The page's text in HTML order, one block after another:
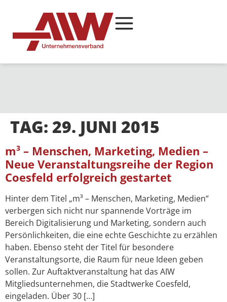
TAG: 29. JUNI 2015
m³ – Menschen, Marketing, Medien –
Neue Veranstaltungsreihe der Region
Coesfeld erfolgreich gestartet
Hinter dem Titel „m³ – Menschen, Marketing, Medien“
verbergen sich nicht nur spannende Vorträge im
Bereich Digitalisierung und Marketing, sondern auch
Persönlichkeiten, die eine echte Geschichte zu erzählen
haben. Ebenso steht der Titel für besondere
Veranstaltungsorte, die Raum für neue Ideen geben
sollen. Zur Auftaktveranstaltung hat das AIW
Mitgliedsunternehmen, die Stadtwerke Coesfeld,
eingeladen. Über 30 […]